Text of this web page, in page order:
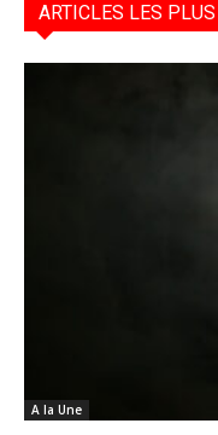
ARTICLES LES
A la Une